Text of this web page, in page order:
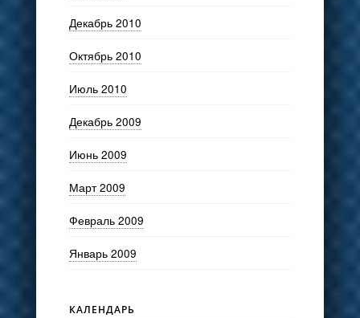
Декабрь 2010
Октябрь 2010
Июль 2010
Декабрь 2009
Июнь 2009
Март 2009
Февраль 2009
Январь 2009
КАЛЕНДАРЬ